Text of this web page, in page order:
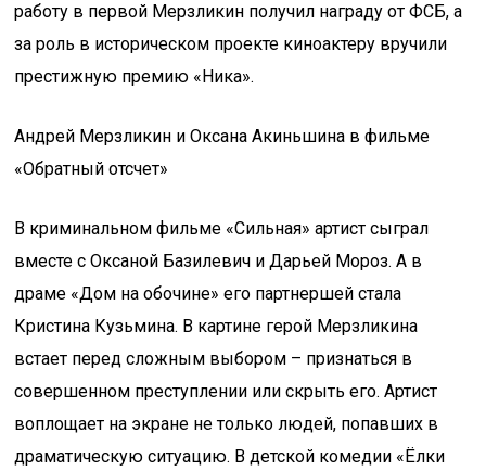
работу в первой Мерзликин получил награду от ФСБ, а
за роль в историческом проекте киноактеру вручили
престижную премию «Ника».
Андрей Мерзликин и Оксана Акиньшина в фильме
«Обратный отсчет»
В криминальном фильме «Сильная» артист сыграл
вместе с Оксаной Базилевич и Дарьей Мороз. А в
драме «Дом на обочине» его партнершей стала
Кристина Кузьмина. В картине герой Мерзликина
встает перед сложным выбором – признаться в
совершенном преступлении или скрыть его. Артист
воплощает на экране не только людей, попавших в
драматическую ситуацию. В детской комедии «Ёлки